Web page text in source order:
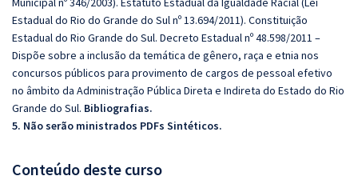
Estadual do Rio do Grande do Sul nº 13.694/2011). Constituição
Estadual do Rio Grande do Sul. Decreto Estadual nº 48.598/2011 –
Dispõe sobre a inclusão da temática de gênero, raça e etnia nos
concursos públicos para provimento de cargos de pessoal efetivo
no âmbito da Administração Pública Direta e Indireta do Estado do Rio
Grande do Sul. Bibliografias.
5. Não serão ministrados PDFs Sintéticos.
Conteúdo deste curso